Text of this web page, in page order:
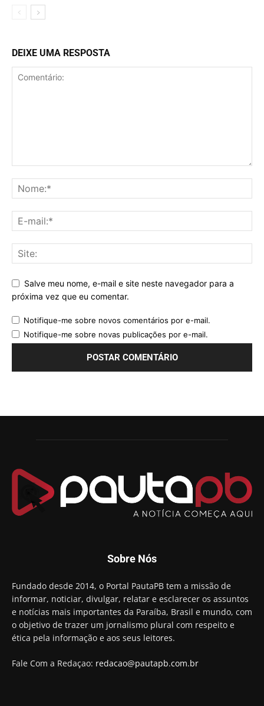
DEIXE UMA RESPOSTA
Salve meu nome, e-mail e site neste navegador para a
próxima vez que eu comentar.
Notifique-me sobre novos comentários por e-mail.
Notifique-me sobre novas publicações por e-mail.
Sobre Nós
Fundado desde 2014, o Portal PautaPB tem a missão de
informar, noticiar, divulgar, relatar e esclarecer os assuntos
e notícias mais importantes da Paraíba, Brasil e mundo, com
o objetivo de trazer um jornalismo plural com respeito e
ética pela informação e aos seus leitores.
Fale Com a Redaçao: redacao@pautapb.com.br